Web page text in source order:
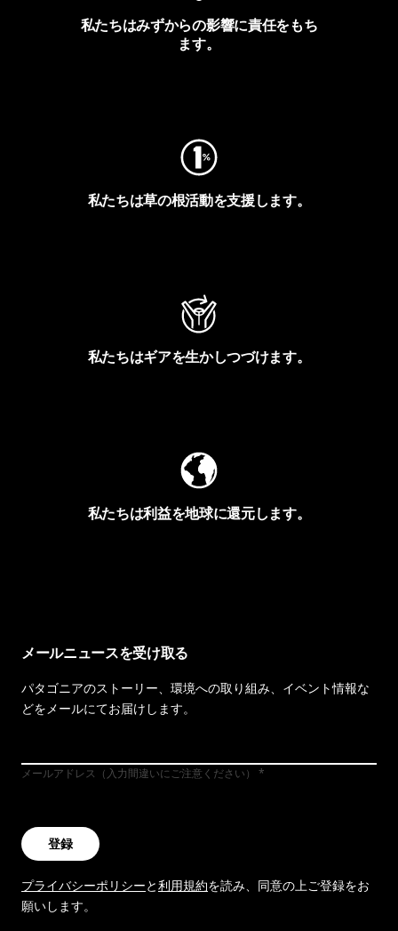
私たちはみずからの影響に責任をもち
ます。
私たちは草の根活動を支援します。
私たちはギアを生かしつづけます。
私たちは利益を地球に還元します。
メールニュースを受け取る
パタゴニアのストーリー、環境への取り組み、イベント情報な
どをメールにてお届けします。
メールアドレス（入力間違いにご注意ください）
登録
プライバシーポリシーと利用規約を読み、同意の上ご登録をお
願いします。